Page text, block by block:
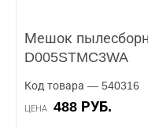
Мешок
D005STMC3WA
Код товара — 540316
ЦЕНА 488 РУБ.